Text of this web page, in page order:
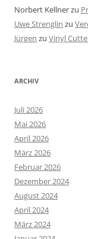
Norbert Kellnerzu
Uwe Strenglin zu
Jürgen zu Vinyl
ARCHIV
Juli 2026
Mai 2026
April 2026
März 2026
Februar 2026
Dezember 2024
August 2024
April 2024
März 2024